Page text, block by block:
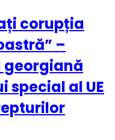
corupția
–
special al UE